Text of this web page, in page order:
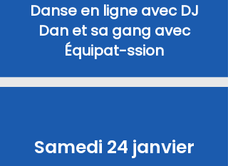
Danse en ligne avec DJ
Dan et sa gang avec
Équipat-ssion
Samedi 24 janvier